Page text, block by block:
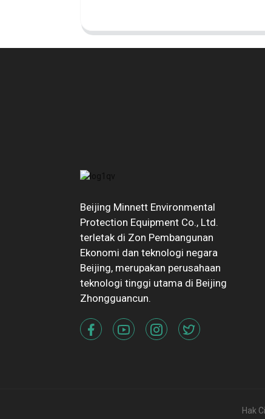
Beijing Minnett Environmental
Protection Equipment Co., Ltd.
terletak di Zon Pembangunan
Ekonomi dan teknologi negara
Beijing, merupakan perusahaan
teknologi tinggi utama di Beijing
Zhongguancun.
Hak